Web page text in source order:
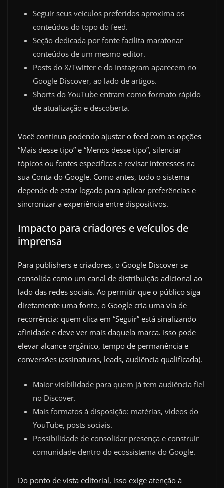
Seguir seus veículos preferidos aproxima os
conteúdos do topo do feed.
Seção dedicada por fonte facilita maratonar
conteúdos de um mesmo editor.
Posts do X/Twitter e do Instagram aparecem no
Google Discover, ao lado de artigos.
Shorts do YouTube entram como formato rápido
de atualização e descoberta.
Você continua podendo ajustar o feed com as opções
“Mais desse tipo” e “Menos desse tipo”, silenciar
tópicos ou fontes específicas e revisar interesses na
sua Conta do Google. Como antes, todo o sistema
depende de estar logado para aplicar preferências e
sincronizar a experiência entre dispositivos.
Impacto para criadores e veículos de
imprensa
Para publishers e criadores, o Google Discover se
consolida como um canal de distribuição adicional ao
lado das redes sociais. Ao permitir que o público siga
diretamente uma fonte, o Google cria uma via de
recorrência: quem clica em “Seguir” está sinalizando
afinidade e deve ver mais daquela marca. Isso pode
elevar alcance orgânico, tempo de permanência e
conversões (assinaturas, leads, audiência qualificada).
Maior visibilidade para quem já tem audiência fiel
no Discover.
Mais formatos à disposição: matérias, vídeos do
YouTube, posts sociais.
Possibilidade de consolidar presença e construir
comunidade dentro do ecossistema do Google.
Do ponto de vista editorial, isso exige atenção à